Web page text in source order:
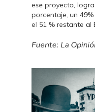
ese proyecto,
porcentaje, un
el 51 % restante al
Fuente: La